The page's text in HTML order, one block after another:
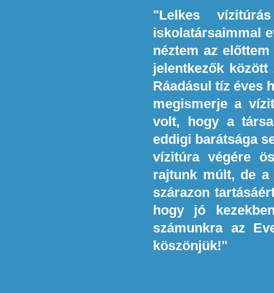
"Lelkes
iskolatársaimmal
néztem az
jelentkezők
Ráadásul tíz éves
megismerje a
volt, hogy a
eddigi barátsága
vízitúra végére
rajtunk múlt, de a
szárazon
hogy jó
számunkra az
köszönjük!"